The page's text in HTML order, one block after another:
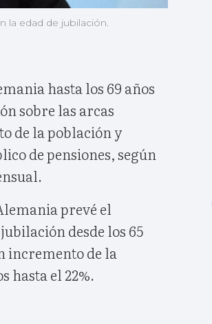
la edad de jubilación.
hasta los 69 años
sobre las arcas
de la población y
de pensiones, según
prevé el
desde los 65
incremento de la
hasta el 22%.